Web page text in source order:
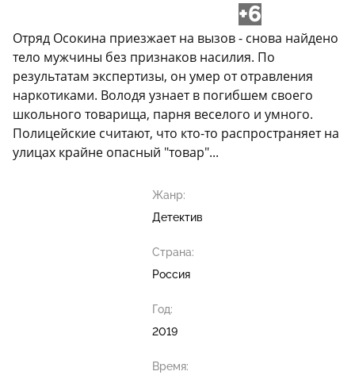
+6
Отряд Осокина приезжает на вызов - снова найдено
тело мужчины без признаков насилия. По
результатам экспертизы, он умер от отравления
наркотиками. Володя узнает в погибшем своего
школьного товарища, парня веселого и умного.
Полицейские считают, что кто-то распространяет на
улицах крайне опасный "товар"...
Жанр:
Детектив
Страна:
Россия
Год:
2019
Время: